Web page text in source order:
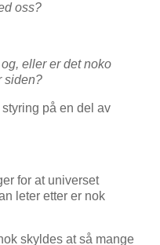
oss?
eller er det noko
siden?
på en del av
for at universet
leter etter er nok
skyldes at så mange